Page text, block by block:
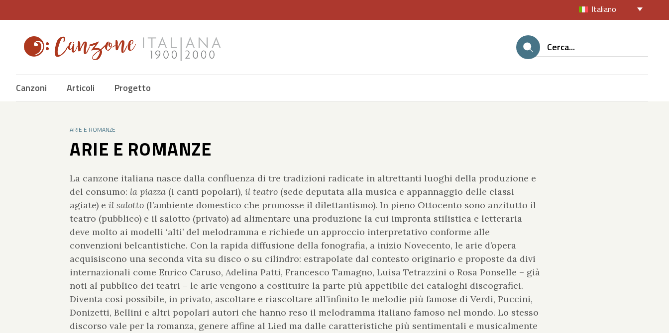
Italiano
Canzoni Articoli Progetto
ARIE E ROMANZE
ARIE E ROMANZE
La canzone italiana nasce dalla confluenza di tre tradizioni radicate in altrettanti luoghi della produzione e
del consumo: la piazza (i canti popolari),il teatro (sede deputata alla musica e appannaggio delle classi
agiate) eil salotto (l’ambiente domestico che promosse il dilettantismo). In pieno Ottocento sono anzitutto il
teatro (pubblico) e il salotto (privato) ad alimentare una produzione la cui impronta stilistica e letteraria
deve molto ai modelli ‘alti’ del melodramma e richiede un approccio interpretativo conforme alle
convenzioni belcantistiche. Con la rapida diffusione della fonografia, a inizio Novecento, le arie d’opera
acquisiscono una seconda vita su disco o su cilindro: estrapolate dal contesto originario e proposte da divi
internazionali come Enrico Caruso, Adelina Patti, Francesco Tamagno, Luisa Tetrazzini o Rosa Ponselle – già
noti al pubblico dei teatri – le arie vengono a costituire la parte più appetibile dei cataloghi discografici.
Diventa così possibile, in privato, ascoltare e riascoltare all’infinito le melodie più famose di Verdi, Puccini,
Donizetti, Bellini e altri popolari autori che hanno reso il melodramma italiano famoso nel mondo. Lo stesso
discorso vale per la romanza, genere affine al Lied ma dalle caratteristiche più sentimentali e musicalmente